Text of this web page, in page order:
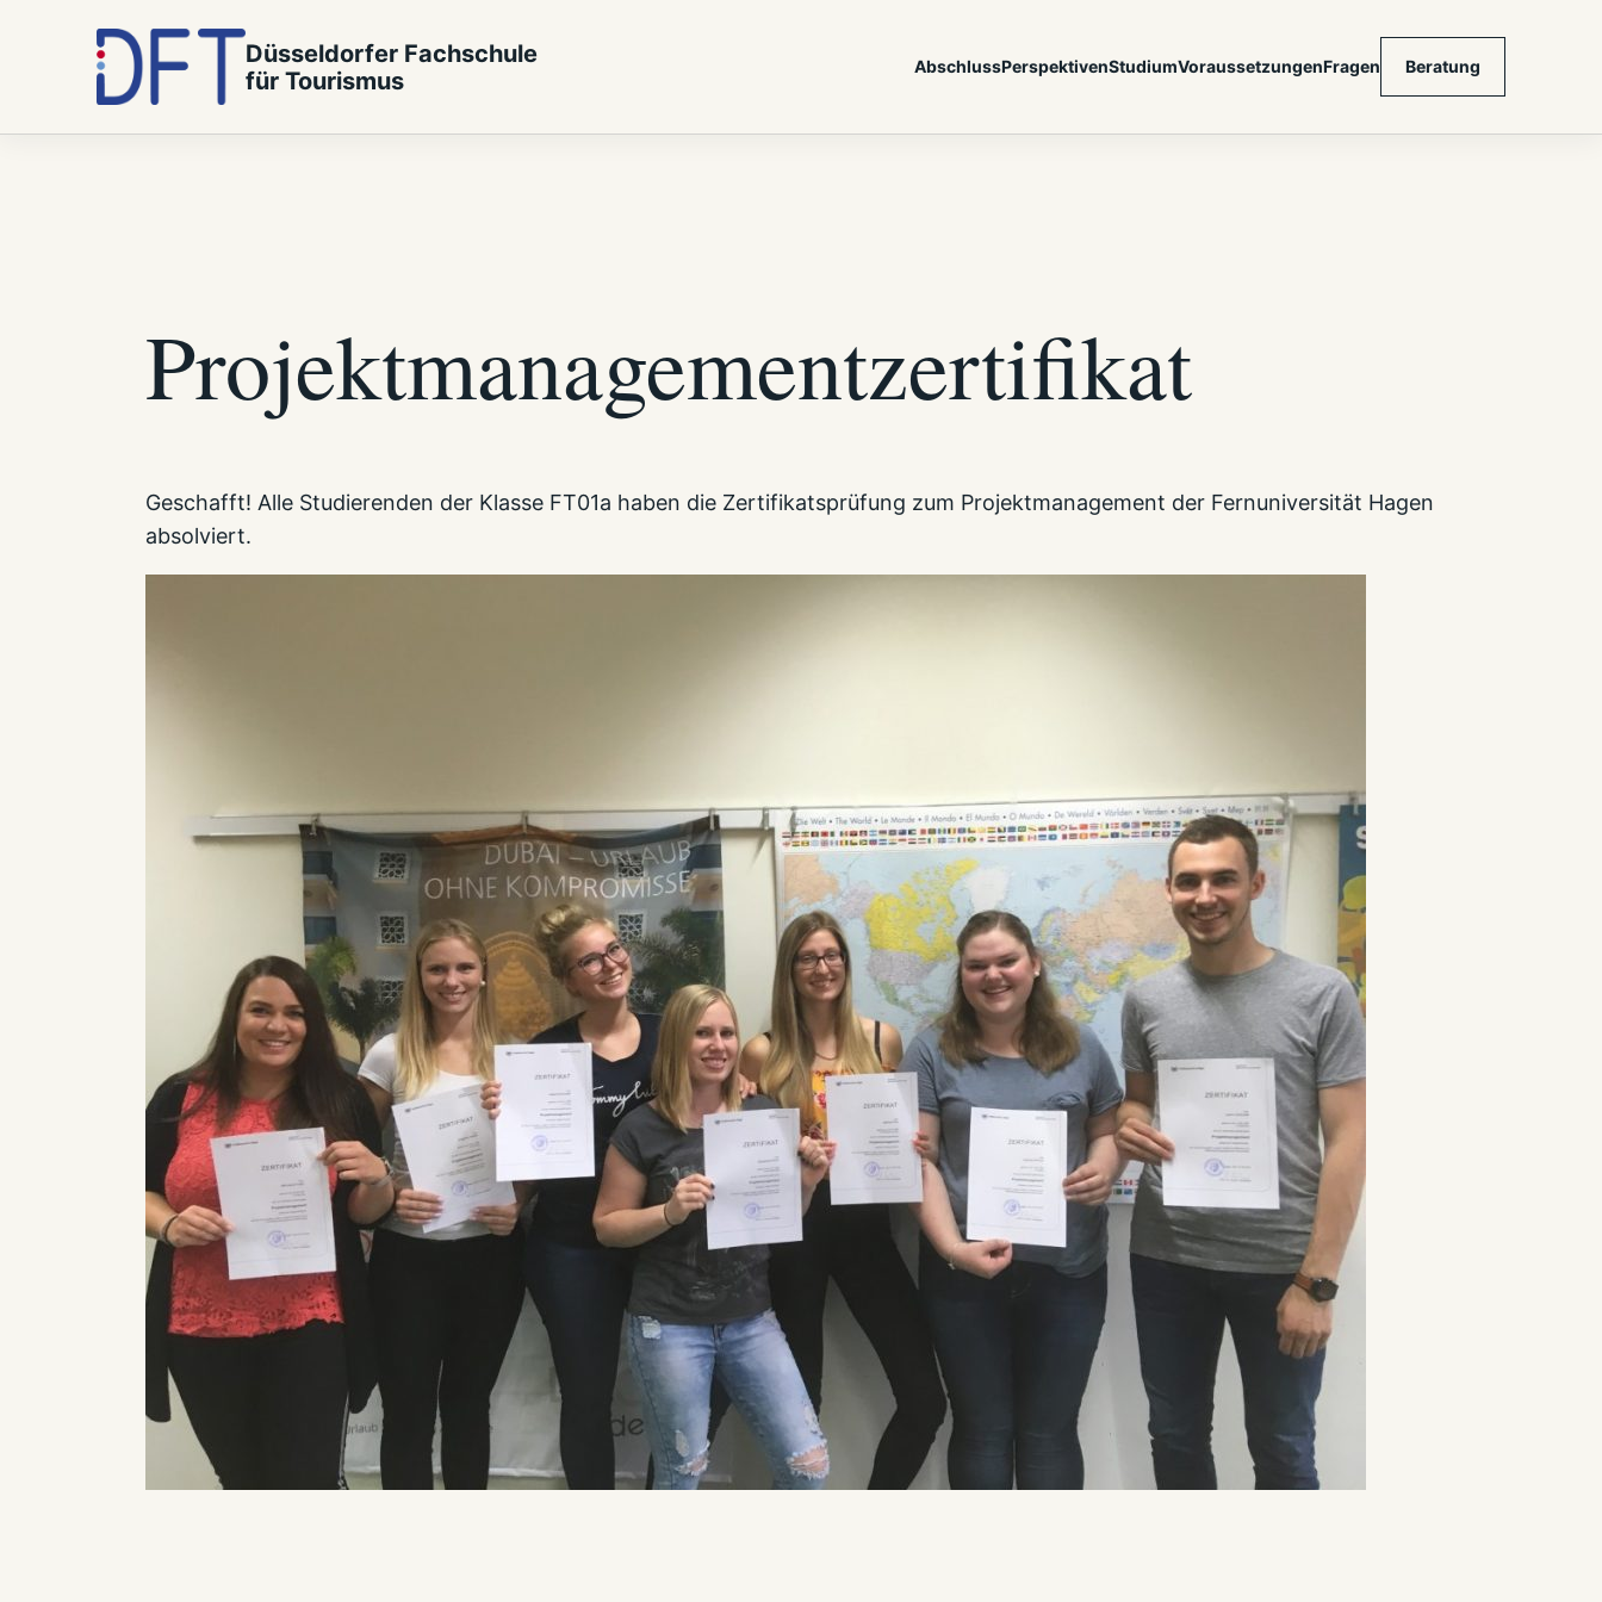
Düsseldorfer Fachschule
für Tourismus
AbschlussPerspektivenStudiumVoraussetzungenFragen Beratung
Projektmanagementzertifikat
Geschafft! Alle Studierenden der Klasse FT01a haben die Zertifikatsprüfung zum Projektmanagement der Fernuniversität Hagen
absolviert.